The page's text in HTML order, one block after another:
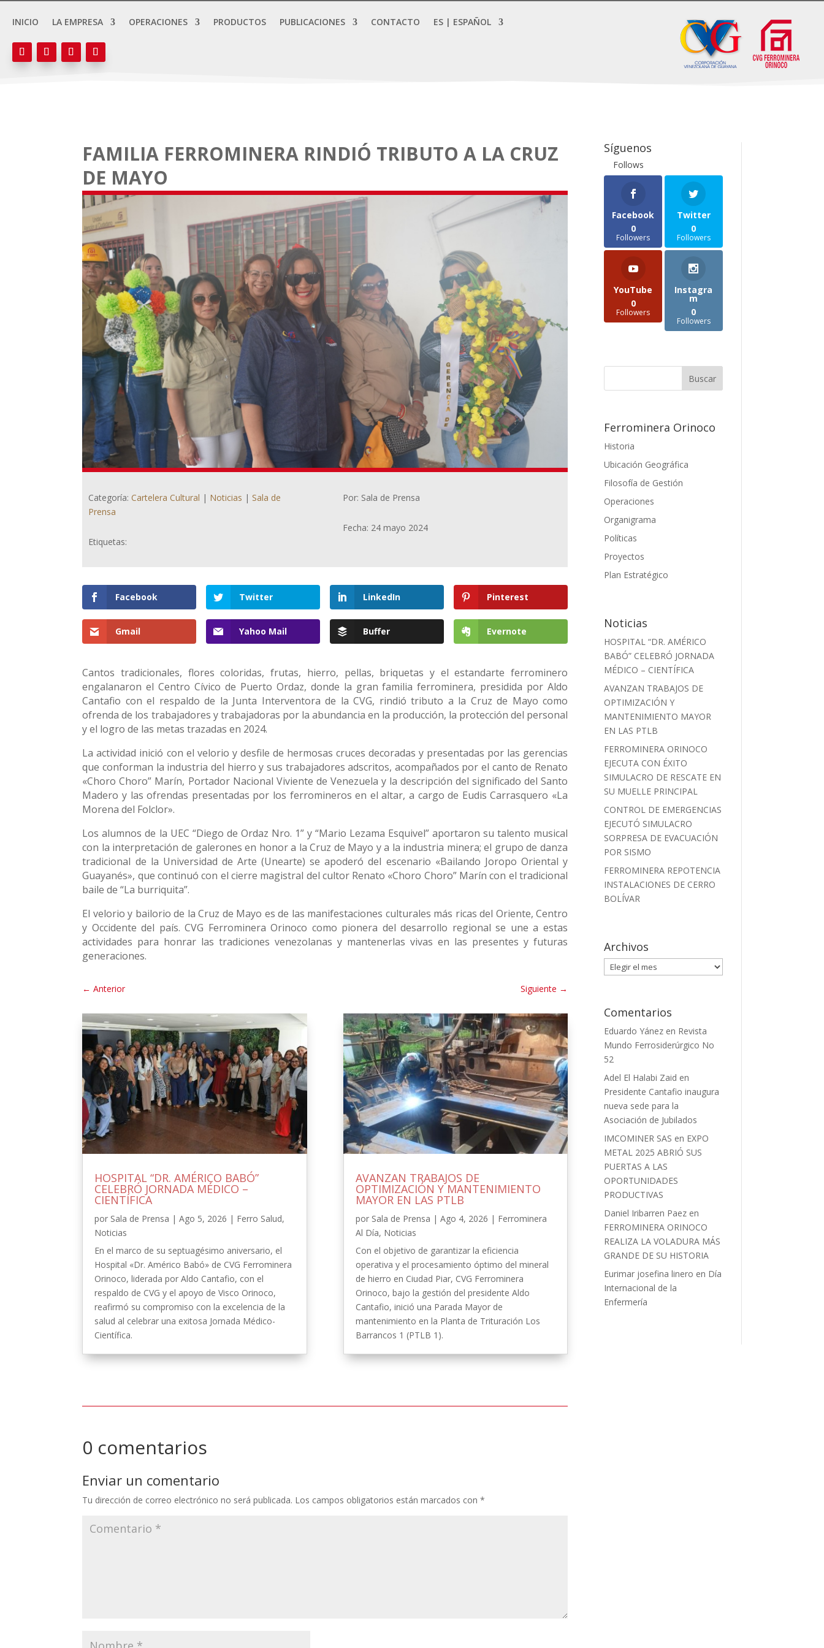
INICIO LA EMPRESA OPERACIONES PRODUCTOS PUBLICACIONES CONTACTO ES | ESPAÑOL
FAMILIA FERROMINERA RINDIÓ TRIBUTO A LA CRUZ
DE MAYO
Categoría: Cartelera Cultural | Noticias | Sala de
Prensa
Etiquetas:
Por: Sala de Prensa
Fecha: 24 mayo 2024
Facebook Twitter LinkedIn Pinterest
Gmail Yahoo Mail Buffer Evernote
Cantos tradicionales, flores coloridas, frutas, hierro, pellas, briquetas y el estandarte ferrominero
engalanaron el Centro Cívico de Puerto Ordaz, donde la gran familia ferrominera, presidida por Aldo
Cantafio con el respaldo de la Junta Interventora de la CVG, rindió tributo a la Cruz de Mayo como
ofrenda de los trabajadores y trabajadoras por la abundancia en la producción, la protección del personal
y el logro de las metas trazadas en 2024.
La actividad inició con el velorio y desfile de hermosas cruces decoradas y presentadas por las gerencias
que conforman la industria del hierro y sus trabajadores adscritos, acompañados por el canto de Renato
«Choro Choro” Marín, Portador Nacional Viviente de Venezuela y la descripción del significado del Santo
Madero y las ofrendas presentadas por los ferromineros en el altar, a cargo de Eudis Carrasquero «La
Morena del Folclor».
Los alumnos de la UEC “Diego de Ordaz Nro. 1” y “Mario Lezama Esquivel” aportaron su talento musical
con la interpretación de galerones en honor a la Cruz de Mayo y a la industria minera; el grupo de danza
tradicional de la Universidad de Arte (Unearte) se apoderó del escenario «Bailando Joropo Oriental y
Guayanés», que continuó con el cierre magistral del cultor Renato «Choro Choro” Marín con el tradicional
baile de “La burriquita”.
El velorio y bailorio de la Cruz de Mayo es de las manifestaciones culturales más ricas del Oriente, Centro
y Occidente del país. CVG Ferrominera Orinoco como pionera del desarrollo regional se une a estas
actividades para honrar las tradiciones venezolanas y mantenerlas vivas en las presentes y futuras
generaciones.
←Anterior Siguiente →
HOSPITAL “DR. AMÉRICO BABÓ”
CELEBRÓ JORNADA MÉDICO –
CIENTÍFICA
por Sala de Prensa |Ago 5, 2026 | Ferro Salud,
Noticias
En el marco de su septuagésimo aniversario, el
Hospital «Dr. Américo Babó» de CVG Ferrominera
Orinoco, liderada por Aldo Cantafio, con el
respaldo de CVG y el apoyo de Visco Orinoco,
reafirmó su compromiso con la excelencia de la
salud al celebrar una exitosa Jornada Médico-
Científica.
AVANZAN TRABAJOS DE
OPTIMIZACIÓN Y MANTENIMIENTO
MAYOR EN LAS PTLB
por Sala de Prensa | Ago 4, 2026 | Ferrominera
Al Día, Noticias
Con el objetivo de garantizar la eficiencia
operativa y el procesamiento óptimo del mineral
de hierro en Ciudad Piar, CVG Ferrominera
Orinoco, bajo la gestión del presidente Aldo
Cantafio, inició una Parada Mayor de
mantenimiento en la Planta de Trituración Los
Barrancos 1 (PTLB 1).
0 comentarios
Enviar un comentario
Tu dirección de correo electrónico no será publicada. Los campos obligatorios están marcados con*
Síguenos
Follows
Facebook
0
Followers
Twitter
0
Followers
YouTube
0
Followers
Instagra
m
0
Followers
Ferrominera Orinoco
Historia
Ubicación Geográfica
Filosofía de Gestión
Operaciones
Organigrama
Políticas
Proyectos
Plan Estratégico
Noticias
HOSPITAL “DR. AMÉRICO
BABÓ” CELEBRÓ JORNADA
MÉDICO – CIENTÍFICA
AVANZAN TRABAJOS DE
OPTIMIZACIÓN Y
MANTENIMIENTO MAYOR
EN LAS PTLB
FERROMINERA ORINOCO
EJECUTA CON ÉXITO
SIMULACRO DE RESCATE EN
SU MUELLE PRINCIPAL
CONTROL DE EMERGENCIAS
EJECUTÓ SIMULACRO
SORPRESA DE EVACUACIÓN
POR SISMO
FERROMINERA REPOTENCIA
INSTALACIONES DE CERRO
BOLÍVAR
Archivos
Archivos
Comentarios
Eduardo Yánez en Revista
Mundo Ferrosiderúrgico No
52
Adel El Halabi Zaid en
Presidente Cantafio inaugura
nueva sede para la
Asociación de Jubilados
IMCOMINER SAS en EXPO
METAL 2025 ABRIÓ SUS
PUERTAS A LAS
OPORTUNIDADES
PRODUCTIVAS
Daniel Iribarren Paez en
FERROMINERA ORINOCO
REALIZA LA VOLADURA MÁS
GRANDE DE SU HISTORIA
Eurimar josefina linero en Día
Internacional de la
Enfermería